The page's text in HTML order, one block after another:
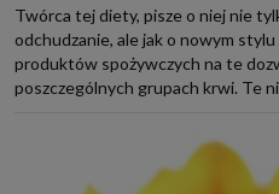
Twórca tej diety, pisze o niej nie
odchudzanie, ale jak o nowym stylu
produktów spożywczych na te
poszczególnych grupach krwi. Te